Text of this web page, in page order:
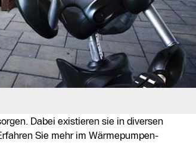
Dabei existieren sie in diversen
Sie mehr im Wärmepumpen-